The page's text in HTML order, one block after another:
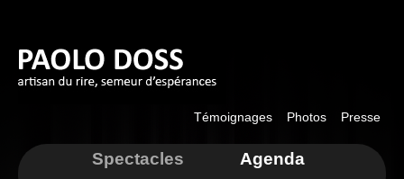
Aller au
contenu
Témoignages Photos Presse
Spectacles
Agenda